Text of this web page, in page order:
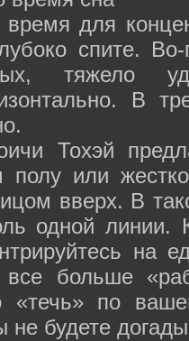
для
спите.
тяжело
В
Тохэй
полу или
вверх. В
одной
на
больше
«течь» по
будете